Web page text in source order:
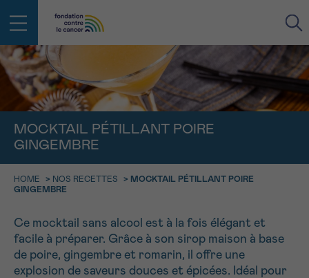
MOCKTAIL PÉTILLANT POIRE
GINGEMBRE
HOME > NOS RECETTES > MOCKTAIL PÉTILLANT POIRE
GINGEMBRE
Ce mocktail sans alcool est à la fois élégant et
facile à préparer. Grâce à son sirop maison à base
de poire, gingembre et romarin, il offre une
explosion de saveurs douces et épicées. Idéal pour
NOM
PRÉNOM
FACE AU CANCER VOUS N’ÊTES
PAS SEUL
Des professionnels pour répondre à toutes vos
Contactez-nous
Par téléphone
0800 15 801 lu-ve 9h à 18h
aucun diagnostic
RETOUR
Rendez-vous Question Coordonnées Confirmation
CHOISISSEZ L’HEURE DU RENDEZ-VOUS
9h-11h
11h-13h